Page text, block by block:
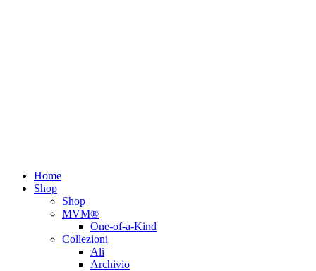
Home
Shop
Shop
MVM®
One-of-a-Kind
Collezioni
Ali
Archivio